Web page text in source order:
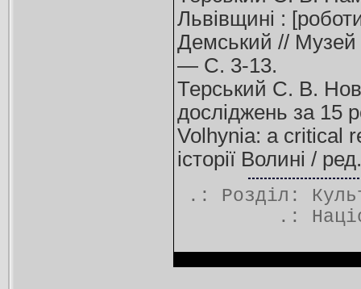
Львівщині :
Демський // Музей
— С. 3-13.
Терський С. В.
досліджень за 15
Volhynia: a critical
історії Волині /
.: Розділ:
.: